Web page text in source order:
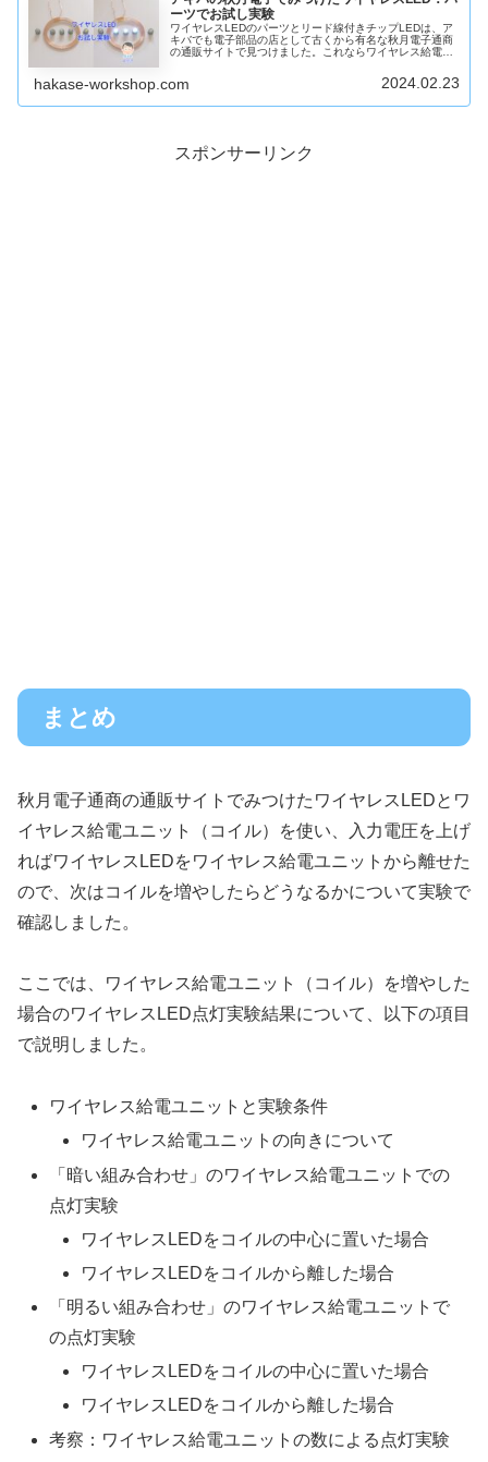
ーツでお試し実験
ワイヤレスLEDのパーツとリード線付きチップLEDは、ア
キバでも電子部品の店として古くから有名な秋月電子通商
の通販サイトで見つけました。これならワイヤレス給電を
hakase-workshop.com 2024.02.23
スポンサーリンク
まとめ
秋月電子通商の通販サイトでみつけたワイヤレスLEDとワ
イヤレス給電ユニット（コイル）を使い、入力電圧を上げ
ればワイヤレスLEDをワイヤレス給電ユニットから離せた
ので、次はコイルを増やしたらどうなるかについて実験で
確認しました。
ここでは、ワイヤレス給電ユニット（コイル）を増やした
場合のワイヤレスLED点灯実験結果について、以下の項目
で説明しました。
ワイヤレス給電ユニットと実験条件
ワイヤレス給電ユニットの向きについて
「暗い組み合わせ」のワイヤレス給電ユニットでの
点灯実験
ワイヤレスLEDをコイルの中心に置いた場合
ワイヤレスLEDをコイルから離した場合
「明るい組み合わせ」のワイヤレス給電ユニットで
の点灯実験
ワイヤレスLEDをコイルの中心に置いた場合
ワイヤレスLEDをコイルから離した場合
考察：ワイヤレス給電ユニットの数による点灯実験